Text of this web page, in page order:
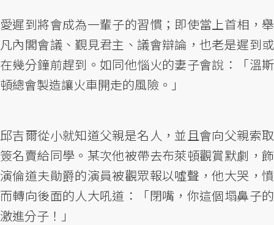
愛遲到將會成為一輩子的習慣；即使當上首相，舉
凡內閣會議、覲見君主、議會辯論，也老是遲到或
在幾分鐘前趕到。如同他惱火的妻子會說：「溫斯
頓總會製造讓火車開走的風險。」
邱吉爾從小就知道父親是名人，並且會向父親索取
簽名賣給同學。某次他被帶去布萊頓觀賞默劇，飾
演倫道夫勛爵的演員被觀眾報以噓聲，他大哭，憤
而轉向後面的人大吼道：「閉嘴，你這個塌鼻子的
激進分子！」